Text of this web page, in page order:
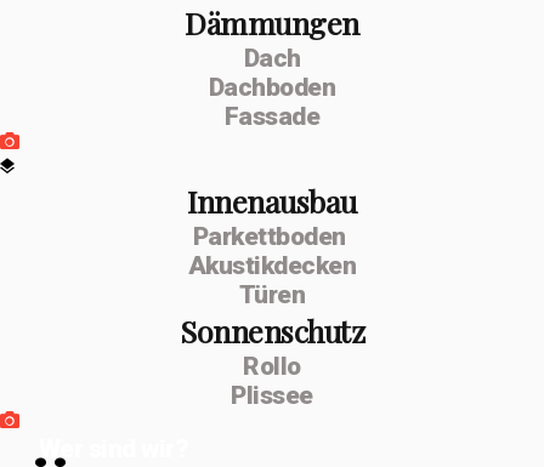
Dämmungen
Dach
Dachboden
Fassade
Innenausbau
Parkettboden
Akustikdecken
Türen
Sonnenschutz
Rollo
Plissee